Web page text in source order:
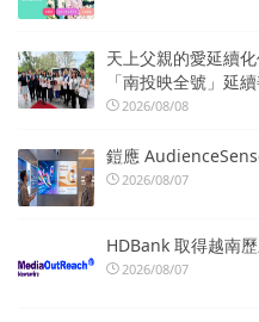
天上父親的愛延續
「南投映全號」延
2026/08/08
鎧應
2026/08/07
HDBank 取得越南
2026/08/07